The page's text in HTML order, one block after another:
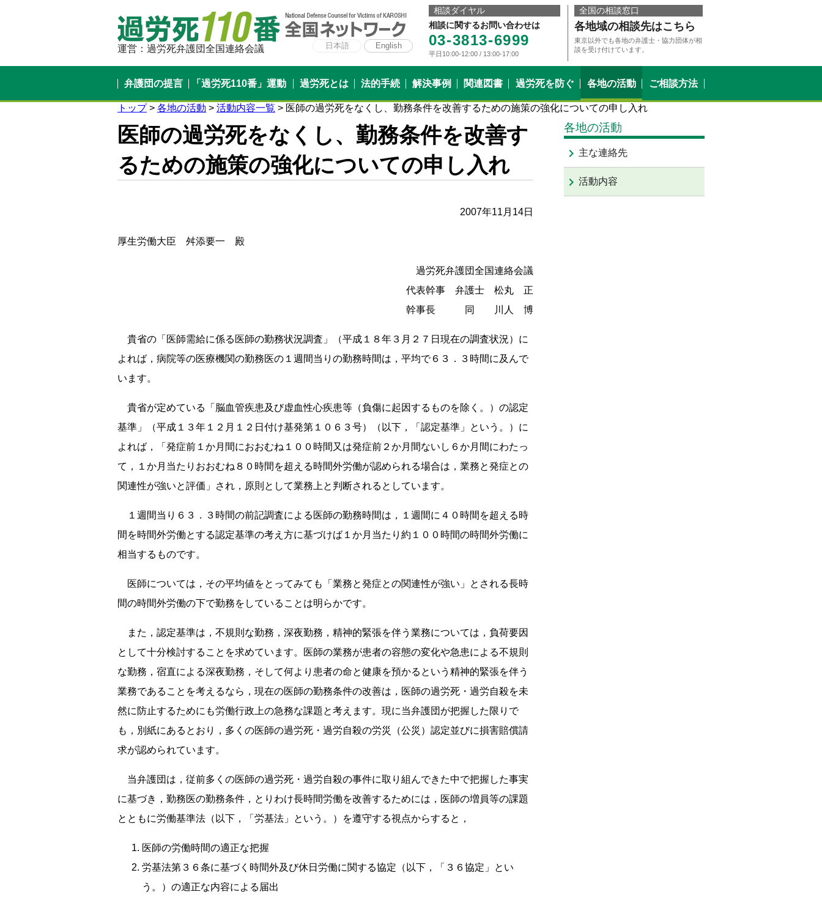
運営：過労死弁護団全国連絡会議 日本語 English
相談ダイヤル
相談に関するお問い合わせは
03-3813-6999
平日10:00-12:00 / 13:00-17:00
全国の相談窓口
各地域の相談先はこちら
東京以外でも各地の弁護士・協力団体が相
談を受け付けています。
弁護団の提言 「過労死110番」運動 過労死とは 法的手続 解決事例 関連図書 過労死を防ぐ 各地の活動 ご相談方法
トップ> 各地の活動 > 活動内容一覧 > 医師の過労死をなくし、勤務条件を改善するための施策の強化についての申し入れ
医師の過労死をなくし、勤務条件を改善す
るための施策の強化についての申し入れ
2007年11月14日
厚生労働大臣 舛添要一 殿
過労死弁護団全国連絡会議
代表幹事 弁護士 松丸 正
幹事長 同 川人 博
貴省の「医師需給に係る医師の勤務状況調査」（平成１８年３月２７日現在の調査状況）に
よれば，病院等の医療機関の勤務医の１週間当りの勤務時間は，平均で６３．３時間に及んで
います。
貴省が定めている「脳血管疾患及び虚血性心疾患等（負傷に起因するものを除く。）の認定
基準」（平成１３年１２月１２日付け基発第１０６３号）（以下，「認定基準」という。）に
よれば，「発症前１か月間におおむね１００時間又は発症前２か月間ないし６か月間にわたっ
て，１か月当たりおおむね８０時間を超える時間外労働が認められる場合は，業務と発症との
関連性が強いと評価」され，原則として業務上と判断されるとしています。
１週間当り６３．３時間の前記調査による医師の勤務時間は，１週間に４０時間を超える時
間を時間外労働とする認定基準の考え方に基づけば１か月当たり約１００時間の時間外労働に
相当するものです。
医師については，その平均値をとってみても「業務と発症との関連性が強い」とされる長時
間の時間外労働の下で勤務をしていることは明らかです。
また，認定基準は，不規則な勤務，深夜勤務，精神的緊張を伴う業務については，負荷要因
として十分検討することを求めています。医師の業務が患者の容態の変化や急患による不規則
な勤務，宿直による深夜勤務，そして何より患者の命と健康を預かるという精神的緊張を伴う
業務であることを考えるなら，現在の医師の勤務条件の改善は，医師の過労死・過労自殺を未
然に防止するためにも労働行政上の急務な課題と考えます。現に当弁護団が把握した限りで
も，別紙にあるとおり，多くの医師の過労死・過労自殺の労災（公災）認定並びに損害賠償請
求が認められています。
当弁護団は，従前多くの医師の過労死・過労自殺の事件に取り組んできた中で把握した事実
に基づき，勤務医の勤務条件，とりわけ長時間労働を改善するためには，医師の増員等の課題
とともに労働基準法（以下，「労基法」という。）を遵守する視点からすると，
医師の労働時間の適正な把握
労基法第３６条に基づく時間外及び休日労働に関する協定（以下，「３６協定」とい
う。）の適正な内容による届出
各地の活動
keyboard_arrow_right 主な連絡先
keyboard_arrow_right 活動内容